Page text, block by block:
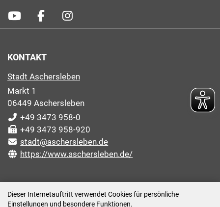
Dieser Internetauftritt verwendet Cookies für persönliche
Einstellungen und besondere Funktionen.
KONTAKT
Stadt Aschersleben
Markt 1
06449 Aschersleben
+49 3473 958-0
+49 3473 958-920
stadt@aschersleben.de
https://www.aschersleben.de/